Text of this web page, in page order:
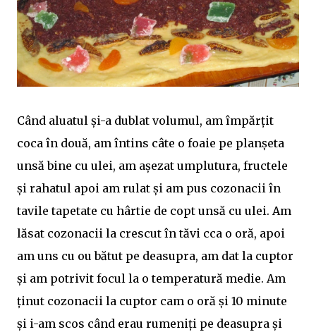
Când aluatul și-a dublat volumul, am împărțit
coca în două, am întins câte o foaie pe planșeta
unsă bine cu ulei, am așezat umplutura, fructele
și rahatul apoi am rulat și am pus cozonacii în
tavile tapetate cu hârtie de copt unsă cu ulei. Am
lăsat cozonacii la crescut în tăvi cca o oră, apoi
am uns cu ou bătut pe deasupra, am dat la cuptor
și am potrivit focul la o temperatură medie. Am
ținut cozonacii la cuptor cam o oră și 10 minute
și i-am scos când erau rumeniți pe deasupra și